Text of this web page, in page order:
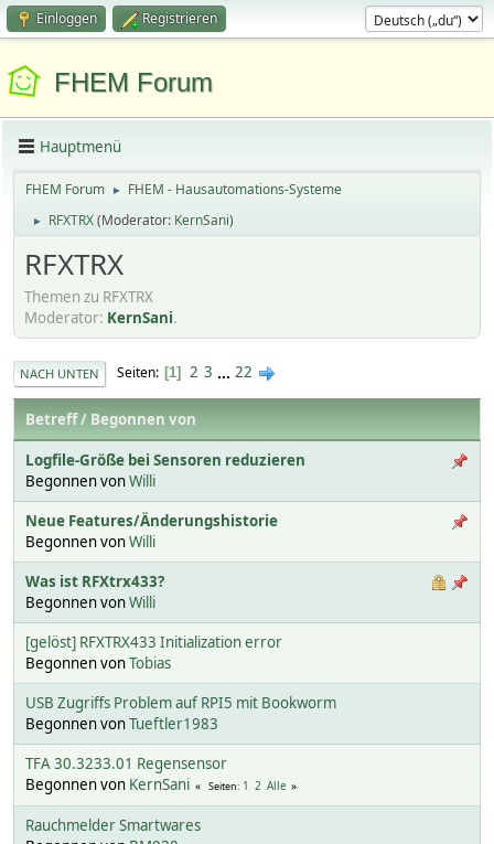
Einloggen Registrieren
FHEM Forum
Hauptmenü
FHEM Forum ► FHEM - Hausautomations-Systeme
► RFXTRX(Moderator: KernSani)
RFXTRX
Themen zu RFXTRX
Moderator: KernSani.
NACH UNTEN Seiten 1 2 3 ... 22
Betreff/ Begonnen von
Logfile-Größe bei Sensoren reduzieren
Begonnen vonWilli
Neue Features/Änderungshistorie
Begonnen vonWilli
Was ist RFXtrx433?
Begonnen vonWilli
[gelöst] RFXTRX433 Initialization error
Begonnen vonTobias
USB Zugriffs Problem auf RPI5 mit Bookworm
Begonnen vonTueftler1983
TFA 30.3233.01 Regensensor
Begonnen von KernSani Seiten 1 2 Alle
Rauchmelder Smartwares